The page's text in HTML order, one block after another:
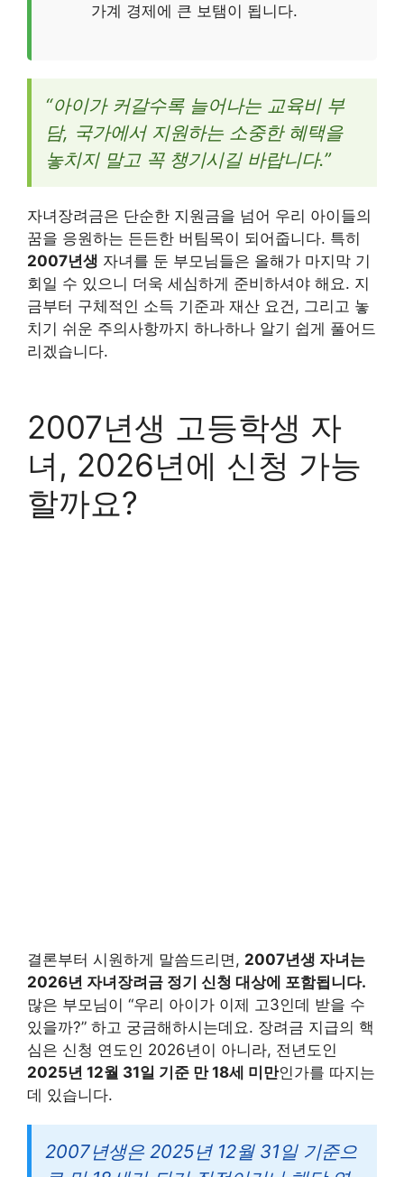
가계 경제에 큰 보탬이 됩니다.
“아이가 커갈수록 늘어나는 교육비 부
담, 국가에서 지원하는 소중한 혜택을
놓치지 말고 꼭 챙기시길 바랍니다.”
자녀장려금은 단순한 지원금을 넘어 우리 아이들의
꿈을 응원하는 든든한 버팀목이 되어줍니다. 특히
2007년생 자녀를 둔 부모님들은 올해가 마지막 기
회일 수 있으니 더욱 세심하게 준비하셔야 해요. 지
금부터 구체적인 소득 기준과 재산 요건, 그리고 놓
치기 쉬운 주의사항까지 하나하나 알기 쉽게 풀어드
리겠습니다.
2007년생 고등학생 자
녀, 2026년에 신청 가능
할까요?
결론부터 시원하게 말씀드리면, 2007년생 자녀는
2026년 자녀장려금 정기 신청 대상에 포함됩니다.
많은 부모님이 “우리 아이가 이제 고3인데 받을 수
있을까?” 하고 궁금해하시는데요. 장려금 지급의 핵
심은 신청 연도인 2026년이 아니라, 전년도인
2025년 12월 31일 기준 만 18세 미만인가를 따지는
데 있습니다.
2007년생은 2025년 12월 31일 기준으